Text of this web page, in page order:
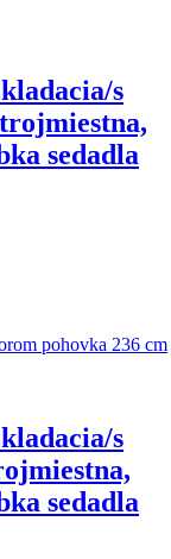
s
sedadla
s
sedadla